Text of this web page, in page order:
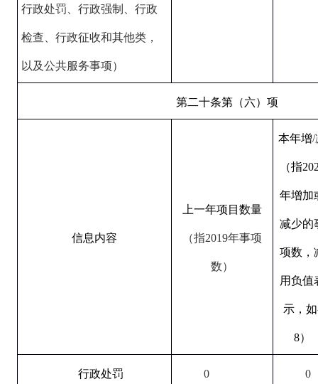
行政处罚、行政强制、行政
检查、行政征收和其他类，
以及公共服务事项）
第二十条第（六）项
信息内容
上一年项目数量
（指2019年事项
数）
本年增/
（指
年增加
减少的
项数，
用负值
示，
8）
行政处罚 0 0